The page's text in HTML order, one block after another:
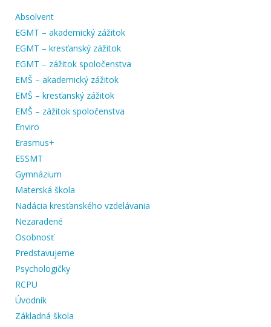
Absolvent
EGMT – akademický zážitok
EGMT – kresťanský zážitok
EGMT – zážitok spoločenstva
EMŠ – akademický zážitok
EMŠ – kresťanský zážitok
EMŠ – zážitok spoločenstva
Enviro
Erasmus+
ESSMT
Gymnázium
Materská škola
Nadácia kresťanského vzdelávania
Nezaradené
Osobnosť
Predstavujeme
Psychologičky
RCPU
Úvodník
Základná škola